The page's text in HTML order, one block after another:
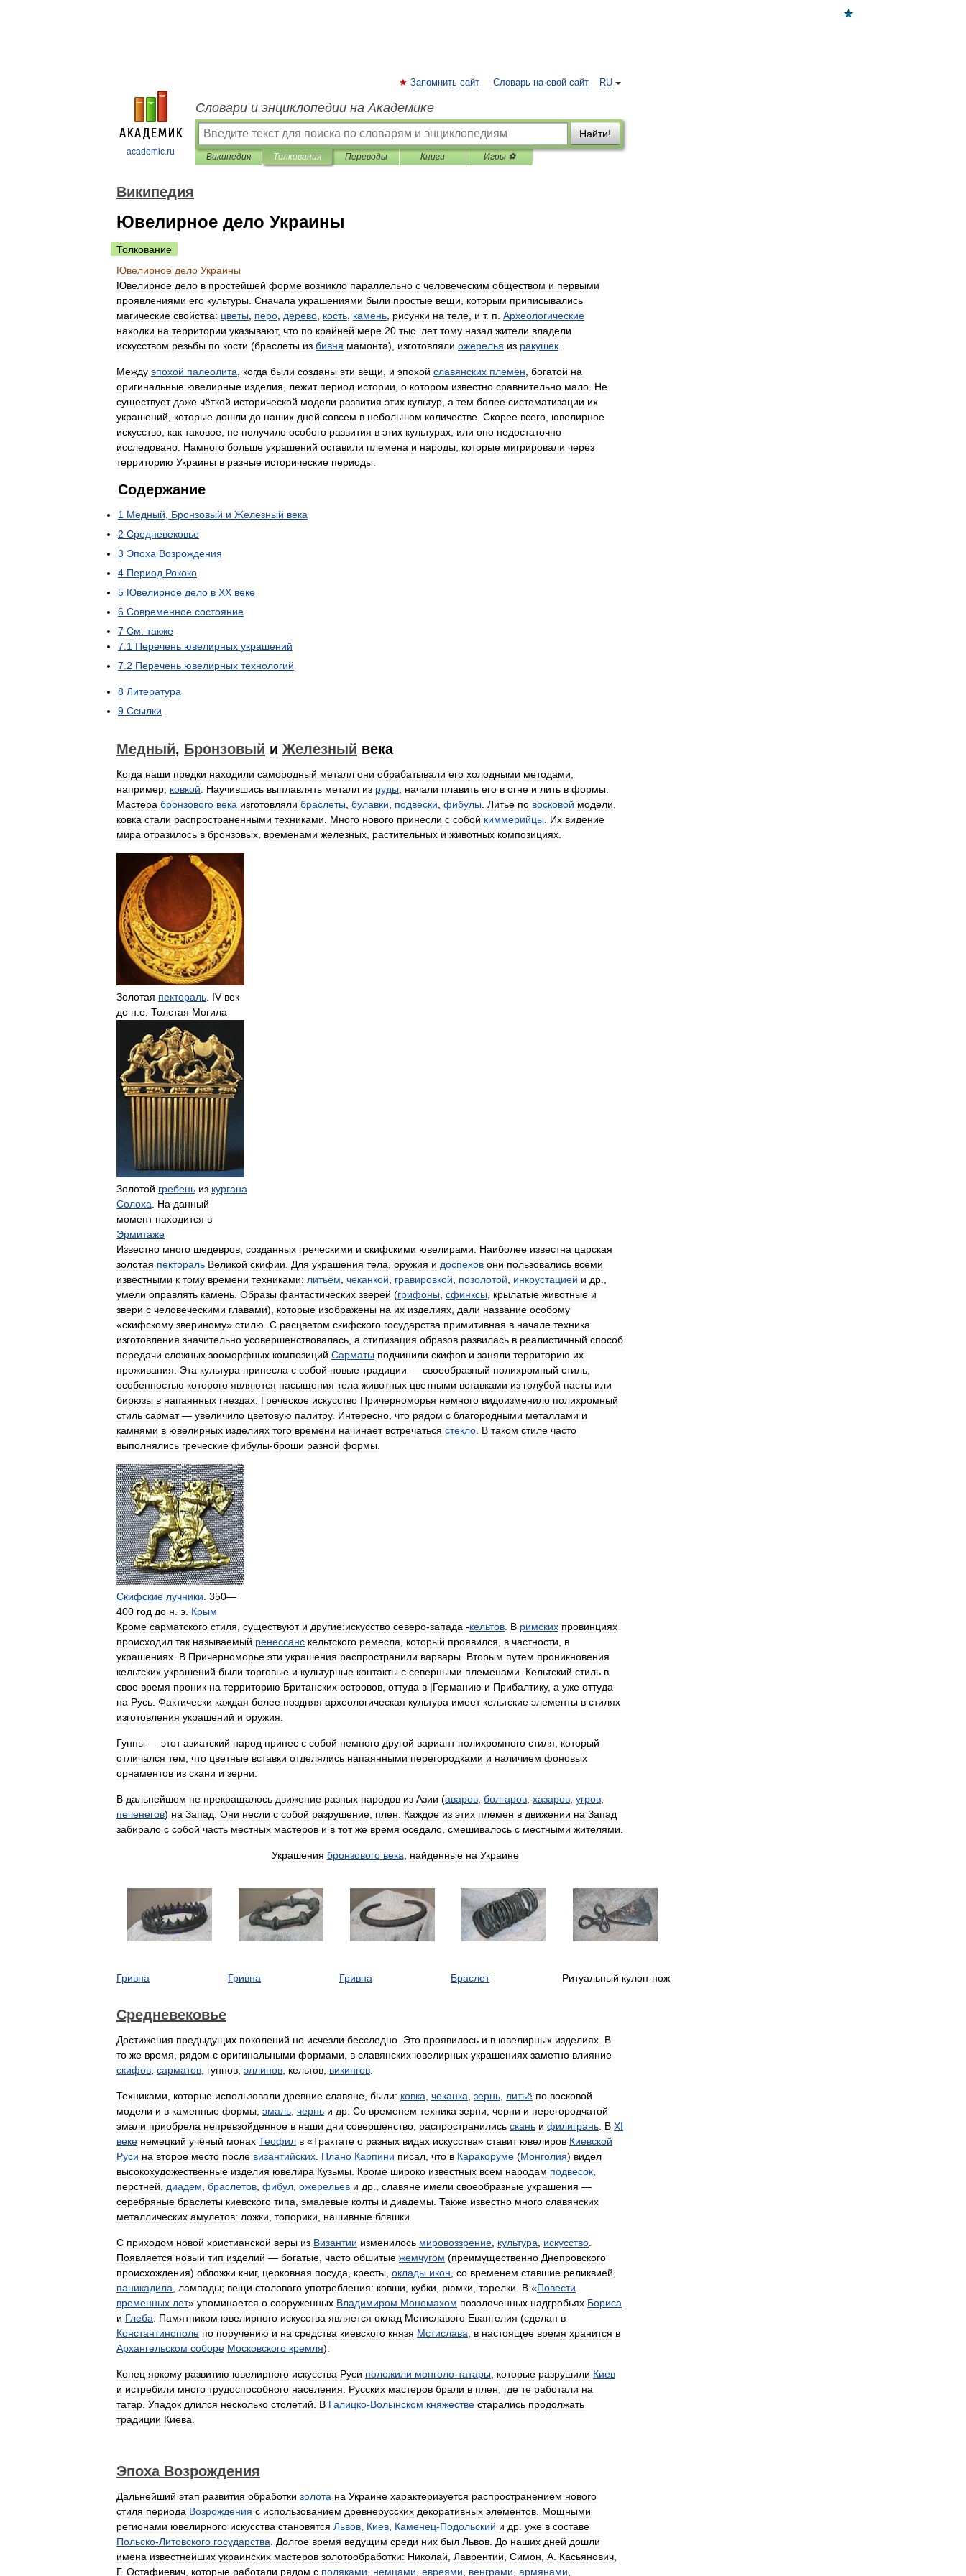
academic.ru
RU
Запомнить сайт Словарь на свой сайт
Словари и энциклопедии на Академике
Найти!
Википедия Толкования Переводы Книги Игры ⚽
Википедия
Ювелирное дело Украины
Толкование
Ювелирное дело Украины
Ювелирное дело в простейшей форме возникло параллельно с человеческим обществом и первыми
проявлениями его культуры Сначала украшениями были простые вещи которым приписывались
магические свойства: цветы перо дерево кость камень рисунки на теле и т. п Археологические
находки на территории указывают, что по крайней мере 20 тыс лет тому назад жители владели
искусством резьбы по кости (браслеты из бивня мамонта), изготовляли ожерелья из ракушек
Между эпохой палеолита когда были созданы эти вещи и эпохой славянских племён богатой на
оригинальные ювелирные изделия лежит период истории о котором известно сравнительно мало Не
существует даже чёткой исторической модели развития этих культур а тем более систематизации их
украшений
которые дошли до наших дней совсем в небольшом количестве Скорее всего ювелирное
искусство как таковое не получило особого развития в этих культурах или оно недостаточно
исследовано Намного больше украшений оставили племена и народы которые мигрировали через
территорию Украины в разные исторические периоды
Содержание
1 Медный Бронзовый и Железный века
2 Средневековье
3 Эпоха Возрождения
4 Период Рококо
5 Ювелирное дело в ХХ веке
6 Современное состояние
7 См также
7 1 Перечень ювелирных украшений
7 2 Перечень ювелирных технологий
8 Литература
9 Ссылки
Медный, Бронзовый и Железный века
Когда наши предки находили самородный металл они обрабатывали его холодными методами
например ковкой Научившись выплавлять металл из руды начали плавить его в огне и лить в формы
Мастера бронзового века изготовляли браслеты булавки подвески фибулы Литье по восковой модели
ковка стали распространенными техниками Много нового принесли с собой киммерийцы Их видение
мира отразилось в бронзовых временами железных растительных и животных композициях
Золотая пектораль. IV век
до н.е. Толстая Могила
Золотой гребень из кургана
Солоха. На данный
момент находится в
Эрмитаже
Известно много шедевров, созданных греческими и скифскими ювелирами. Наиболее известна царская
золотая пектораль Великой скифии. Для украшения тела, оружия и доспехов они пользовались всеми
известными к тому времени техниками: литьём, чеканкой, гравировкой, позолотой, инкрустацией и др.,
умели оправлять камень. Образы фантастических зверей (грифоны, сфинксы, крылатые животные и
звери с человеческими главами), которые изображены на их изделиях, дали название особому
«скифскому звериному» стилю. С расцветом скифского государства примитивная в начале техника
изготовления значительно усовершенствовалась, а стилизация образов развилась в реалистичный способ
передачи сложных зооморфных композиций.Сарматы подчинили скифов и заняли территорию их
проживания. Эта культура принесла с собой новые традиции — своеобразный полихромный стиль,
особенностью которого являются насыщения тела животных цветными вставками из голубой пасты или
бирюзы в напаянных гнездах. Греческое искусство Причерноморья немного видоизменило полихромный
стиль сармат— увеличило цветовую палитру. Интересно, что рядом с благородными металлами и
камнями в ювелирных изделиях того времени начинает встречаться стекло. В таком стиле часто
выполнялись греческие фибулы-броши разной формы.
Скифские лучники 350—
400 год до н э Крым
Кроме сарматского стиля существуют и другие:искусство северо-запада -кельтов В римских провинциях
происходил так называемый ренессанс кельтского ремесла который проявился в частности
в
украшениях В Причерноморье эти украшения распространили варвары Вторым путем проникновения
кельтских украшений были торговые и культурные контакты с северными племенами Кельтский стиль в
свое время проник на территорию Британских островов оттуда в |Германию и Прибалтику, а уже оттуда
на Русь Фактически каждая более поздняя археологическая культура имеет кельтские элементы в стилях
изготовления украшений и оружия
Гунны — этот азиатский народ принес с собой немного другой вариант полихромного стиля
который
отличался тем что цветные вставки отделялись напаянными перегородками и наличием фоновых
орнаментов из скани и зерни
В дальнейшем не прекращалось движение разных народов из Азии (аваров болгаров хазаров угров
печенегов) на Запад Они несли с собой разрушение плен Каждое из этих племен в движении на Запад
забирало с собой часть местных мастеров и в тот же время оседало смешивалось с местными жителями
Украшения бронзового века найденные на Украине
Гривна Гривна Гривна Браслет Ритуальный кулон-нож
Средневековье
Достижения предыдущих поколений не исчезли бесследно Это проявилось и в ювелирных изделиях В
то же время рядом с оригинальными формами в славянских ювелирных украшениях заметно влияние
скифов сарматов гуннов эллинов кельтов викингов
Техниками которые использовали древние славяне были: ковка чеканка зернь литьё по восковой
модели и в каменные формы эмаль чернь и др Со временем техника зерни черни и перегородчатой
эмали приобрела непревзойденное в наши дни совершенство распространились скань и филигрань В XI
веке немецкий учёный монах Теофил в «Трактате о разных видах искусства» ставит ювелиров Киевской
Руси на второе место после византийских Плано Карпини писал что в Каракоруме (Монголия) видел
высокохудожественные изделия ювелира Кузьмы Кроме широко известных всем народам подвесок
перстней
диадем браслетов фибул ожерельев и др славяне имели своеобразные украшения —
серебряные браслеты киевского типа эмалевые колты и диадемы Также известно много славянских
металлических амулетов: ложки топорики нашивные бляшки
С приходом новой христианской веры из Византии изменилось мировоззрение культура искусство
Появляется новый тип изделий — богатые часто обшитые жемчугом (преимущественно Днепровского
происхождения) обложки книг, церковная посуда кресты оклады икон со временем ставшие реликвией
паникадила
лампады; вещи столового употребления: ковши кубки рюмки тарелки В «Повести
временных лет» упоминается о сооруженных Владимиром Мономахом позолоченных надгробьях Бориса
и Глеба Памятником ювелирного искусства является оклад Мстиславого Евангелия (сделан в
Константинополе по поручению и на средства киевского князя Мстислава; в настоящее время хранится в
Архангельском соборе Московского кремля).
Конец яркому развитию ювелирного искусства Руси положили монголо-татары которые разрушили Киев
и истребили много трудоспособного населения Русских мастеров брали в плен где те работали на
татар Упадок длился несколько столетий В Галицко-Волынском княжестве старались продолжать
традиции Киева
Эпоха Возрождения
Дальнейший этап развития обработки золота на Украине характеризуется распространением нового
стиля периода Возрождения с использованием древнерусских декоративных элементов Мощными
регионами ювелирного искусства становятся Львов Киев Каменец-Подольский и др уже в составе
Польско-Литовского государства Долгое время ведущим среди них был Львов До наших дней дошли
имена известнейших украинских мастеров золотообработки: Николай Лаврентий Симон А Касьянович
Г. Остафиевич которые работали рядом с поляками немцами евреями венграми армянами